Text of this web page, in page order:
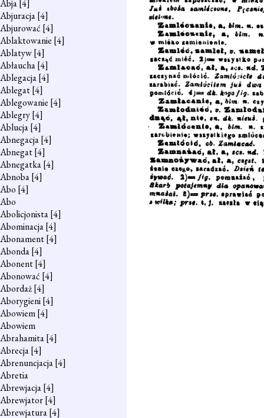
Abja[4]
Abjuracja[4]
Abjurować [4]
Ablaktowanie [4]
Ablatyw[4]
Abłaucha[4]
Ablegacja[4]
Ablegat[4]
Ablegowanie [4]
Ablegry[4]
Ablucja[4]
Abnegacja[4]
Abnegat[4]
Abnegatka[4]
Abnoba[4]
Abo [4]
Abo
Abolicjonista[4]
Abominacja[4]
Abonament[4]
Abonda[4]
Abonent[4]
Abonować [4]
Abordaż[4]
Aborygieni[4]
Abowiem[4]
Abowiem
Abrahamita[4]
Abrecja[4]
Abrenuncjacja[4]
Abretia
Abrewjacja[4]
Abrewjator[4]
Abrewjatura[4]